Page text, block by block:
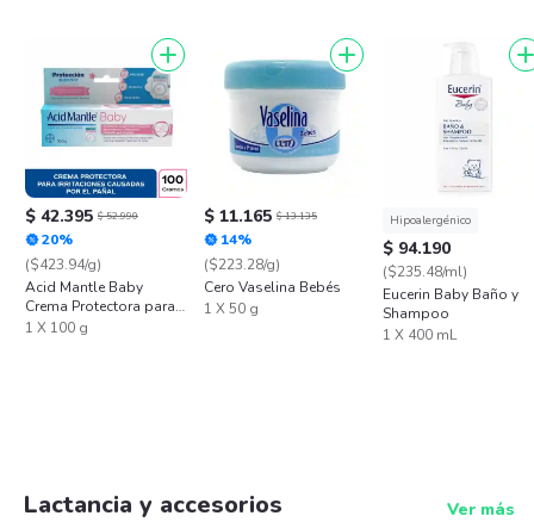
$ 42.395 $ 52.990
20%
($423.94/g)
Acid Mantle Baby
Crema Protectora para
Bebés
1 X 100 g
$ 11.165 $ 13.135
14%
($223.28/g)
Cero Vaselina Bebés
1 X 50 g
Hipoalergénico
$ 94.190
($235.48/ml)
Eucerin Baby Baño y
Shampoo
1 X 400 mL
Lactancia y accesorios Ver más